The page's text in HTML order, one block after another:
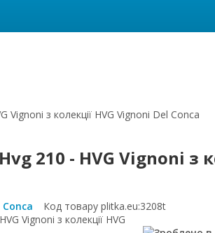
Vignoni з колекції HVG Vignoni Del Conca
210 - HVG Vignoni з
Код товару plitka.eu:3208t